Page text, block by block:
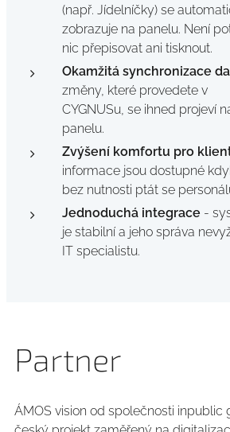
(např. Jídelníčky) se
zobrazuje na panelu. Není
nic přepisovat ani tisknout.
Okamžitá synchronizace
změny, které provedete v
CYGNUSu, se ihned projeví
panelu.
Zvýšení komfortu pro
informace jsou dostupné
bez nutnosti ptát se
Jednoduchá integrace -
je stabilní a jeho správa
IT specialistu.
Partner
ÁMOS vision od společnosti inpublic